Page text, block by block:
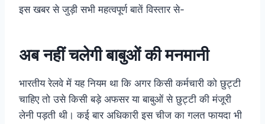
इस खबर से जुड़ी सभी महत्वपूर्ण बातें विस्तार से-
अब नहीं चलेगी बाबुओं की मनमानी
भारतीय रेलवे में यह नियम था कि अगर किसी कर्मचारी को छुट्टी
चाहिए तो उसे किसी बड़े अफसर या बाबुओं से छुट्टी की मंजूरी
लेनी पड़ती थी। कई बार अधिकारी इस चीज का गलत फायदा भी